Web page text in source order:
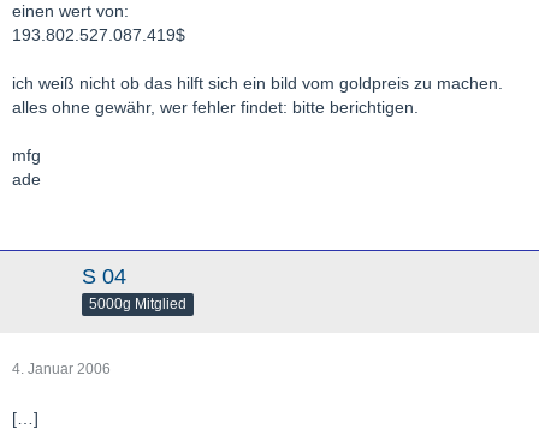
einen wert von:
193.802.527.087.419$
ich weiß nicht ob das hilft sich ein bild vom goldpreis zu machen.
alles ohne gewähr, wer fehler findet: bitte berichtigen.
mfg
ade
S 04
5000g Mitglied
4. Januar 2006
[…]